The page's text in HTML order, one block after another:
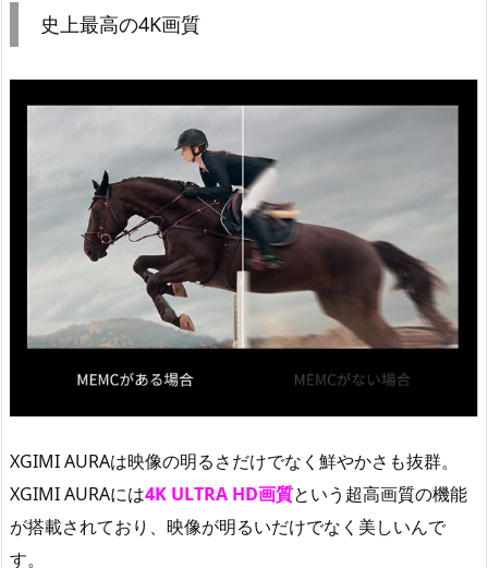
史上最高の4K画質
XGIMI AURAは映像の明るさだけでなく鮮やかさも抜群。
XGIMI AURAには4K ULTRA HD画質という超高画質の機能
が搭載されており、映像が明るいだけでなく美しいんで
す。